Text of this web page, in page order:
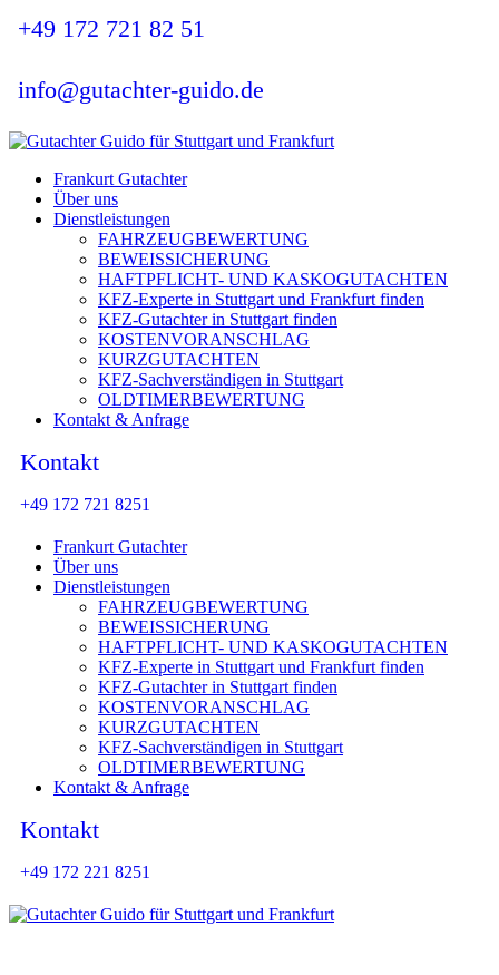
+49 172 721 82 51
info@gutachter-guido.de
Frankurt Gutachter
Über uns
Dienstleistungen
FAHRZEUGBEWERTUNG
BEWEISSICHERUNG
HAFTPFLICHT- UND KASKOGUTACHTEN
KFZ-Experte in Stuttgart und Frankfurt finden
KFZ-Gutachter in Stuttgart finden
KOSTENVORANSCHLAG
KURZGUTACHTEN
KFZ-Sachverständigen in Stuttgart
OLDTIMERBEWERTUNG
Kontakt & Anfrage
Kontakt
+49 172 721 8251
Frankurt Gutachter
Über uns
Dienstleistungen
FAHRZEUGBEWERTUNG
BEWEISSICHERUNG
HAFTPFLICHT- UND KASKOGUTACHTEN
KFZ-Experte in Stuttgart und Frankfurt finden
KFZ-Gutachter in Stuttgart finden
KOSTENVORANSCHLAG
KURZGUTACHTEN
KFZ-Sachverständigen in Stuttgart
OLDTIMERBEWERTUNG
Kontakt & Anfrage
Kontakt
+49 172 221 8251